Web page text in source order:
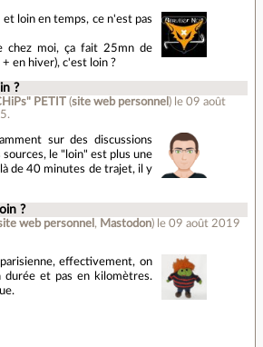
et loin en temps, ce n'est pas
chez moi, ça fait 25mn de
en hiver), c'est loin ?
?
PETIT (site web personnel ) le 09 août
5.
sur des discussions
sources, le "loin" est plus une
de 40 minutes de trajet, il y
?
web personnel , Mastodon) le 09 août 2019
effectivement, on
durée et pas en kilomètres.